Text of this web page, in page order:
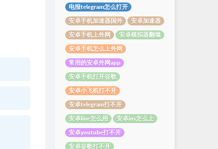
电报telegram怎么打开
安卓手机加速器国外
安卓加速器
安卓手机上外网
安卓模拟器翻墙
安卓手机怎么上外网
常用的安卓外网app
安卓手机打开谷歌
安卓小飞机打不开
安卓telegram打不开
安卓line怎么用
安卓ins怎么上
安卓youtube打不开
安卓谷歌打不开